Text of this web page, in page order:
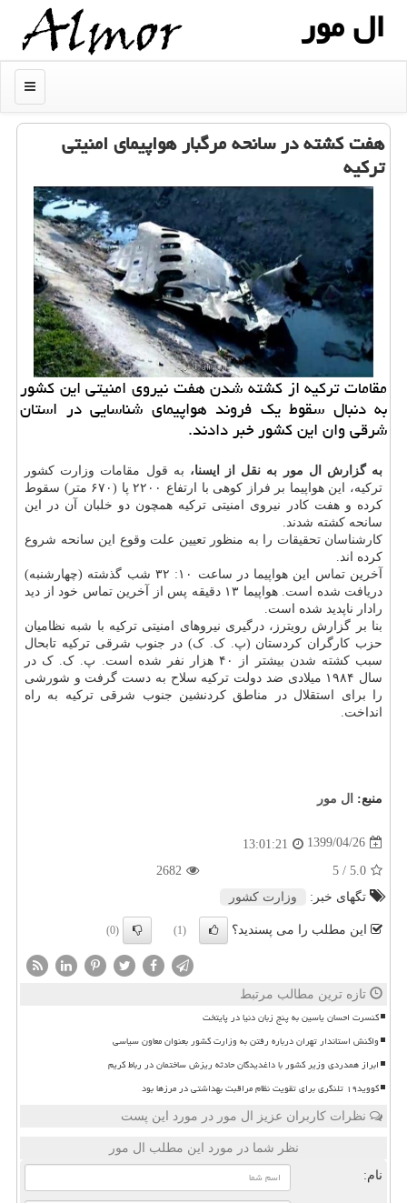
ال مور
منو
هفت كشته در سانحه مرگبار هواپیمای امنیتی
تركیه
مقامات تركیه از كشته شدن هفت نیروی امنیتی این كشور
به دنبال سقوط یك فروند هواپیمای شناسایی در استان
شرقی وان این كشور خبر دادند.
به گزارش ال مور به نقل از ایسنا، به قول مقامات وزارت کشور
ترکیه، این هواپیما بر فراز کوهی با ارتفاع ۲۲۰۰ پا (۶۷۰ متر) سقوط
کرده و هفت کادر نیروی امنیتی ترکیه همچون دو خلبان آن در این
سانحه کشته شدند.
کارشناسان تحقیقات را به منظور تعیین علت وقوع این سانحه شروع
کرده اند.
آخرین تماس این هواپیما در ساعت ۱۰: ۳۲ شب گذشته (چهارشنبه)
دریافت شده است. هواپیما ۱۳ دقیقه پس از آخرین تماس خود از دید
رادار ناپدید شده است.
بنا بر گزارش رویترز، درگیری نیروهای امنیتی ترکیه با شبه نظامیان
حزب کارگران کردستان (پ. ک. ک) در جنوب شرقی ترکیه تابحال
سبب کشته شدن بیشتر از ۴۰ هزار نفر شده است. پ. ک. ک در
سال ۱۹۸۴ میلادی ضد دولت ترکیه سلاح به دست گرفت و شورشی
را برای استقلال در مناطق کردنشین جنوب شرقی ترکیه به راه
انداخت.
منبع: ال مور
1399/04/26
13:01:21
5.0
/ 5
2682
تگهای خبر:
وزارت كشور
این مطلب را می پسندید؟ (1)
(0)
تازه ترین مطالب مرتبط
کنسرت احسان یاسین به پنج زبان دنیا در پایتخت
واکنش استاندار تهران درباره رفتن به وزارت کشور بعنوان معاون سیاسی
ابراز همدردی وزیر کشور با داغدیدگان حادثه ریزش ساختمان در رباط کریم
کووید۱۹ تلنگری برای تقویت نظام مراقبت بهداشتی در مرزها بود
نظرات کاربران عزیز ال مور در مورد این پست
نظر شما در مورد این مطلب ال مور
نام: